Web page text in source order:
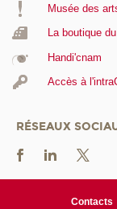
Musée des
La boutique
Handi'cnam
Accès à
RÉSEAUX
Contacts